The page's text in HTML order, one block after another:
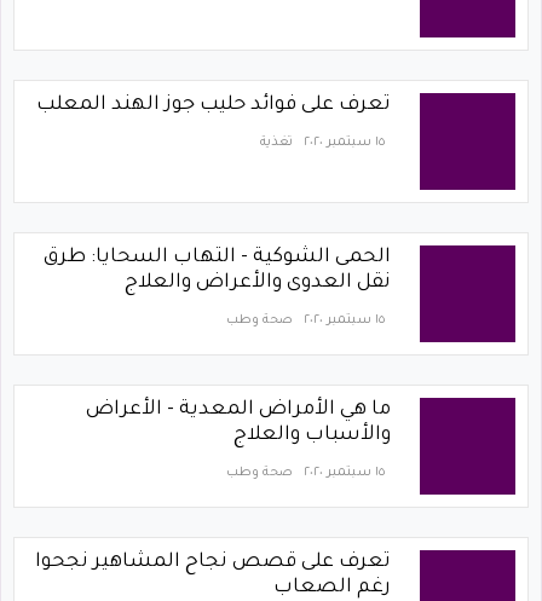
تعرف على فوائد حليب جوز الهند المعلب
١٥ سبتمبر ٢٠٢٠ تغذية
الحمى الشوكية - التهاب السحايا: طرق
نقل العدوى والأعراض والعلاج
١٥ سبتمبر ٢٠٢٠ صحة وطب
ما هي الأمراض المعدية - الأعراض
والأسباب والعلاج
١٥ سبتمبر ٢٠٢٠ صحة وطب
تعرف على قصص نجاح المشاهير نجحوا
رغم الصعاب